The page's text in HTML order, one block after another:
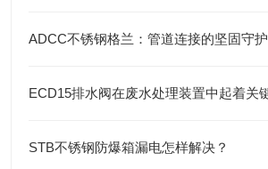
ADCC不锈钢格兰：管道连接的坚固守
ECD15排水阀在废水处理装置中起着关
STB不锈钢防爆箱漏电怎样解决？